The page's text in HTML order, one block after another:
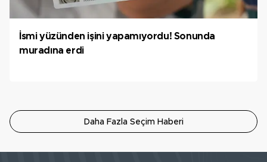
İsmi yüzünden işini yapamıyordu! Sonunda
muradına erdi
Daha Fazla Seçim Haberi